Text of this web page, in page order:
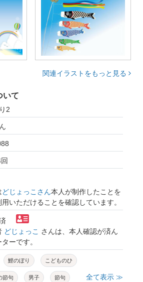
関連イラストをもっと見る
いて
2
どじょっこさん本人が制作したことを
いただけることを確認しています。
どじょっこ さんは、本人確認が済ん
ーです。
鯉のぼり こどものひ
節句 男子 節句 全て表示 ≫